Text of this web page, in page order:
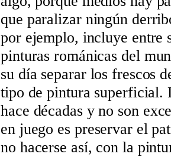
que paralizar ningún
por ejemplo, incluye entre
pinturas románicas del
su día separar los frescos
tipo de pintura superficial.
hace décadas y no son
en juego es preservar el
no hacerse así, con la